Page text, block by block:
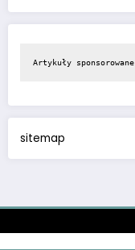
Artykuły sponsorowane
sitemap